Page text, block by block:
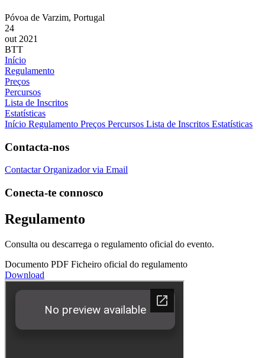
Póvoa de Varzim, Portugal
24
out 2021
BTT
Início
Regulamento
Preços
Percursos
Lista de Inscritos
Estatísticas
Início Regulamento Preços Percursos Lista de Inscritos Estatísticas
Contacta-nos
Contactar Organizador via Email
Conecta-te connosco
Regulamento
Consulta ou descarrega o regulamento oficial do evento.
Documento PDF Ficheiro oficial do regulamento
Download